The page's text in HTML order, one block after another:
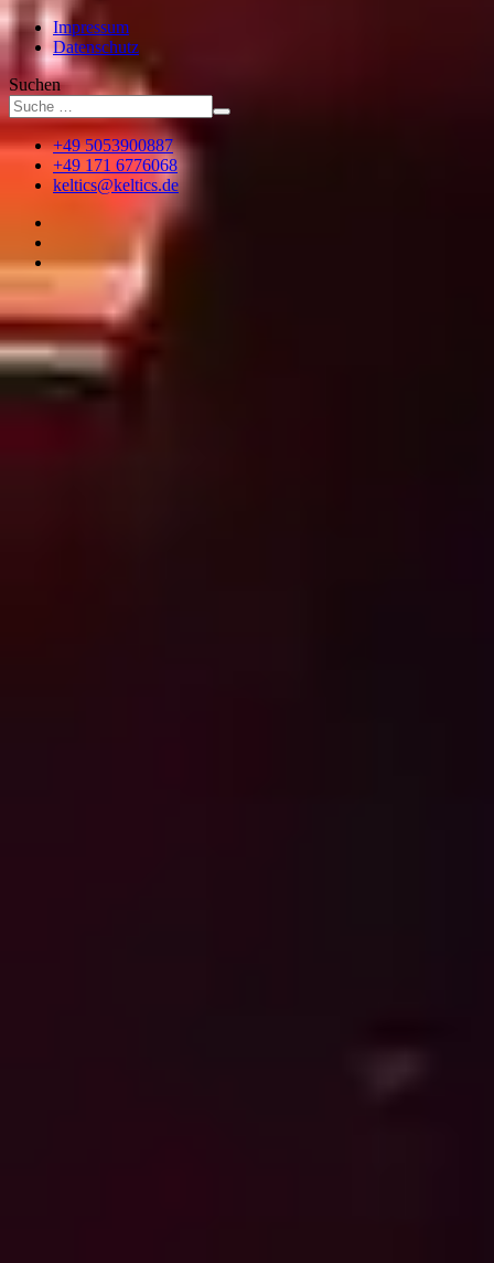
Impressum
Datenschutz
Suchen
+49 5053900887
+49 171 6776068
keltics@keltics.de